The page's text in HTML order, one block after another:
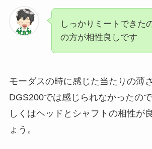
しっかりミートできた
の方が相性良しです
モーダスの時に感じた当たりの薄
DGS200では感じられなかったの
しくはヘッドとシャフトの相性が
ょう。